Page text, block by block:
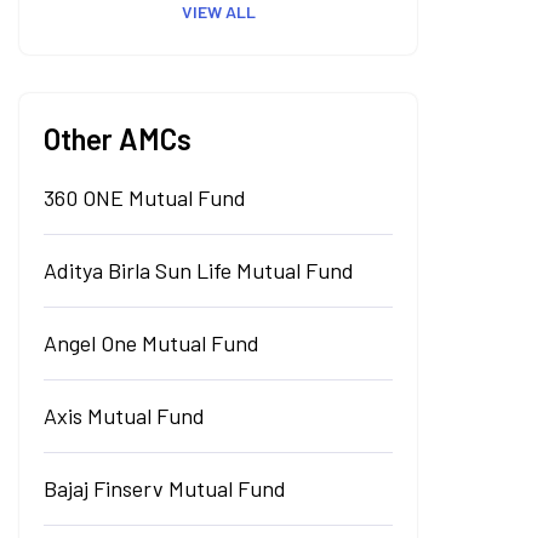
VIEW ALL
Other AMCs
360 ONE Mutual Fund
Aditya Birla Sun Life Mutual Fund
Angel One Mutual Fund
Axis Mutual Fund
Bajaj Finserv Mutual Fund